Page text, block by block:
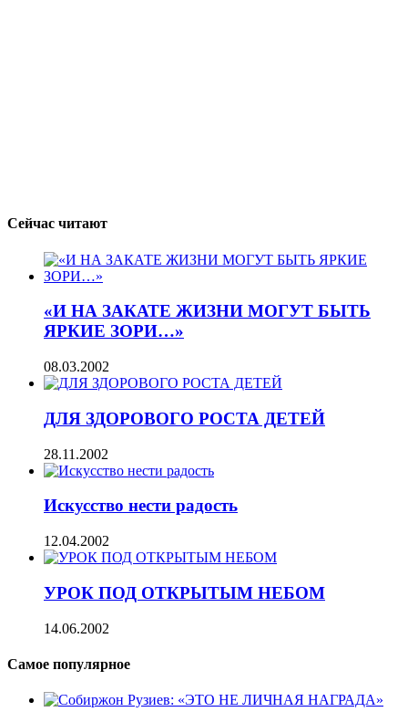
Сейчас читают
«И НА ЗАКАТЕ ЖИЗНИ МОГУТ БЫТЬ
ЯРКИЕ ЗОРИ…»
08.03.2002
ДЛЯ ЗДОРОВОГО РОСТА ДЕТЕЙ
28.11.2002
Искусство нести радость
12.04.2002
УРОК ПОД ОТКРЫТЫМ НЕБОМ
14.06.2002
Самое популярное